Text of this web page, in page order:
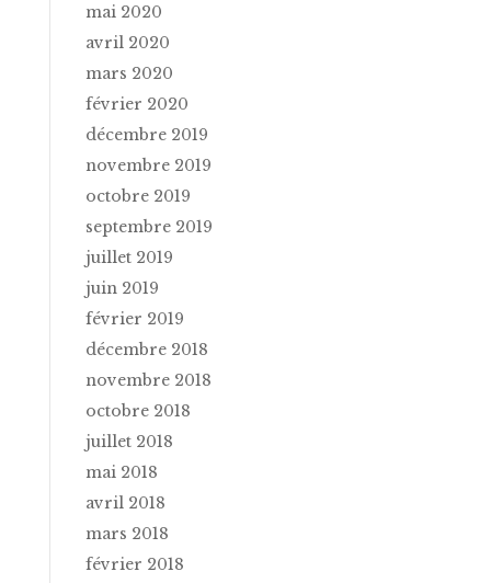
mai 2020
avril 2020
mars 2020
février 2020
décembre 2019
novembre 2019
octobre 2019
septembre 2019
juillet 2019
juin 2019
février 2019
décembre 2018
novembre 2018
octobre 2018
juillet 2018
mai 2018
avril 2018
mars 2018
février 2018